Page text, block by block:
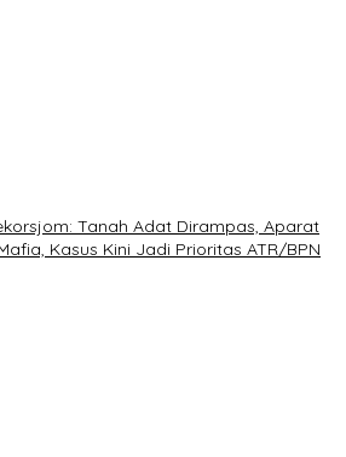
Tanah Adat Dirampas, Aparat
Kasus Kini Jadi Prioritas ATR/BPN